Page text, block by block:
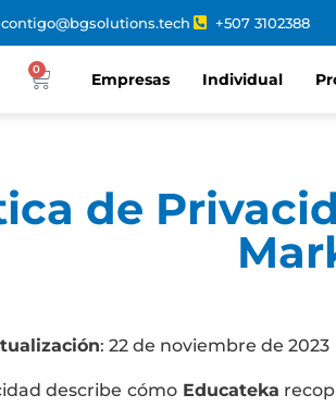
contigo@bgsolutions.tech +507 3102388
0
Empresas Individual
de
: 22 de noviembre de 2023
describe cómo Educateka